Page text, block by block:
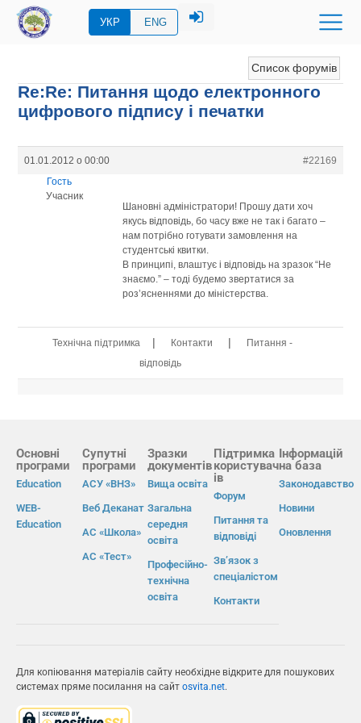
УКР ENG
Список форумів
Re:Re: Питання щодо електронного
цифрового підпису і печатки
01.01.2012 о 00:00
#22169
Гость
Учасник
Шановні адміністратори! Прошу дати хоч
якусь відповідь, бо часу вже не так і багато –
нам потрібно готувати замовлення на
студентські квитки.
В принципі, влаштує і відповідь на зразок “Не
знаємо.” – тоді будемо звертатися за
роз’ясненнями до міністерства.
Технічна підтримка | Контакти |
Питання -
відповідь
Основні
програми
Education
WEB-
Education
Супутні
програми
АСУ «ВНЗ»
Веб Деканат
АС «Школа»
АС «Тест»
Зразки
документів
Вища освіта
Загальна
середня
освіта
Професійно-
технічна
освіта
Підтримка
користувач
ів
Форум
Питання та
відповіді
Зв’язок з
спеціалістом
Контакти
Інформацій
на база
Законодавство
Новини
Оновлення
Для копіювання матеріалів сайту необхідне відкрите для пошукових
системах пряме посилання на сайт osvita.net.